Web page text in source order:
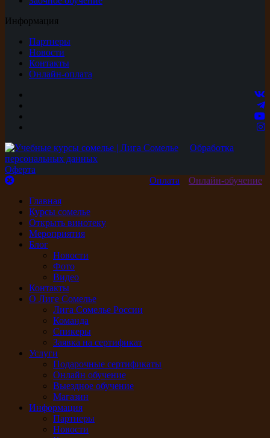
Информация
Партнеры
Новости
Контакты
Онлайн-оплата
Обработка
персональных данных
Оферта
Онлайн-обучение
Оплата
Главная
Курсы сомелье
Открыть винотеку
Мероприятия
Блог
Новости
Фото
Видео
Контакты
О Лиге Сомелье
Лига Сомелье России
Команда
Спикеры
Заявка на сертификат
Услуги
Подарочные сертификаты
Онлайн обучение
Выездное обучение
Магазин
Информация
Партнеры
Новости